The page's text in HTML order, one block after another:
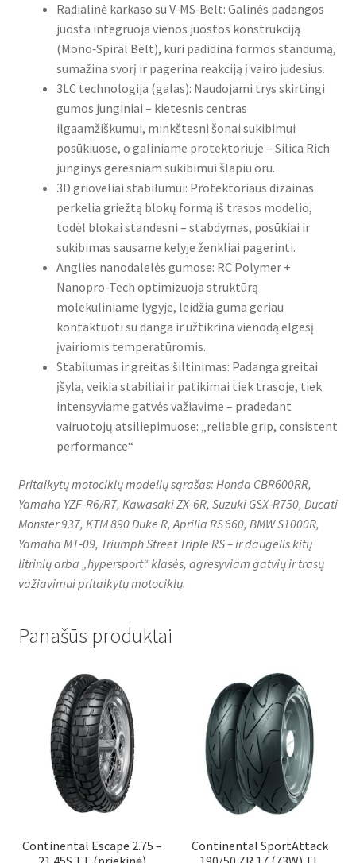
Radialinė karkaso su V‑MS‑Belt: Galinės padangos
juosta integruoja vienos juostos konstrukciją
(Mono‑Spiral Belt), kuri padidina formos standumą,
sumažina svorį ir pagerina reakciją į vairo judesius.
3LC technologija (galas): Naudojami trys skirtingi
gumos junginiai – kietesnis centras
ilgaamžiškumui, minkštesni šonai sukibimui
posūkiuose, o galiniame protektoriuje – Silica Rich
junginys geresniam sukibimui šlapiu oru.
3D grioveliai stabilumui: Protektoriaus dizainas
perkelia griežtą blokų formą iš trasos modelio,
todėl blokai standesni – stabdymas, posūkiai ir
sukibimas sausame kelyje ženkliai pagerinti.
Anglies nanodalelės gumose: RC Polymer +
Nanopro‑Tech optimizuoja struktūrą
molekuliniame lygyje, leidžia guma geriau
kontaktuoti su danga ir užtikrina vienodą elgesį
įvairiomis temperatūromis.
Stabilumas ir greitas šiltinimas: Padanga greitai
įšyla, veikia stabiliai ir patikimai tiek trasoje, tiek
intensyviame gatvės važiavime – pradedant
vairuotojų atsiliepimuose: „reliable grip, consistent
performance“
Pritaikytų motociklų modelių sąrašas: Honda CBR600RR,
Yamaha YZF‑R6/R7, Kawasaki ZX‑6R, Suzuki GSX‑R750, Ducati
Monster 937, KTM 890 Duke R, Aprilia RS 660, BMW S1000R,
Yamaha MT‑09, Triumph Street Triple RS – ir daugelis kitų
litrinių arba „hypersport“ klasės, agresyviam gatvių ir trasų
važiavimui pritaikytų motociklų.
Panašūs produktai
Continental Escape 2.75 –
Continental SportAttack